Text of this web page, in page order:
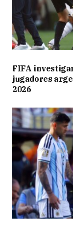
FIFA
jugadores
2026